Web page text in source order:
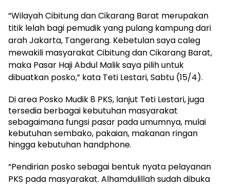
“Wilayah Cibitung dan Cikarang Barat merupakan
titik lelah bagi pemudik yang pulang kampung dari
arah Jakarta, Tangerang. Kebetulan saya caleg
mewakili masyarakat Cibitung dan Cikarang Barat,
maka Pasar Haji Abdul Malik saya pilih untuk
dibuatkan posko,” kata Teti Lestari, Sabtu (15/4).
Di area Posko Mudik 8 PKS, lanjut Teti Lestari, juga
tersedia berbagai kebutuhan masyarakat
sebagaimana fungsi pasar pada umumnya, mulai
kebutuhan sembako, pakaian, makanan ringan
hingga kebutuhan handphone.
“Pendirian posko sebagai bentuk nyata pelayanan
PKS pada masyarakat. Alhamdulillah sudah dibuka